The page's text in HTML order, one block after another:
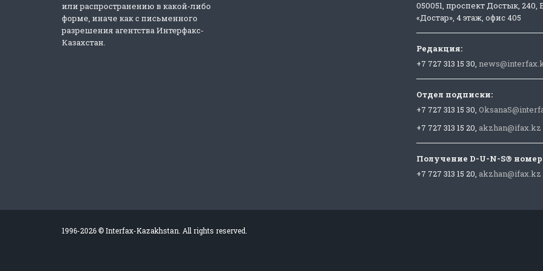
или распространению в какой-либо
форме, иначе как с письменного
разрешения агентства Интерфакс-
Казахстан.
050051, проспект Достык, 240,
«Достар», 4 этаж, офис 405
Редакция:
+7 727 313 15 30,
Отдел подписки:
+7 727 313 15 30,
+7 727 313 15 20, akzhan@ifax.kz
Получение D-U-N-S®
+7 727 313 15 20, akzhan@ifax.kz
1996-2026 © Interfax-Kazakhstan. All rights reserved.